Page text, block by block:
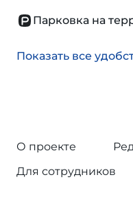
Парковка на
Показать все
О проекте
Для сотрудников